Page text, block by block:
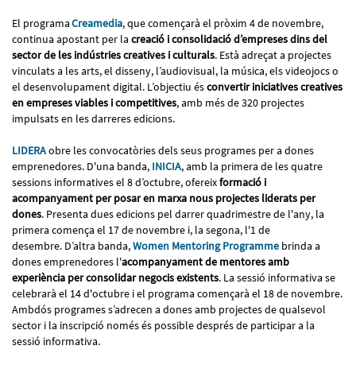
El programaCreamedia, que començarà el pròxim 4 de novembre,
continua apostant per la creació i consolidació d’empreses dins del
sector de les indústries creatives i culturals. Està adreçat a projectes
vinculats a les arts, el disseny, l’audiovisual, la música, els videojocs o
el desenvolupament digital. L’objectiu ésconvertir iniciatives creatives
en empreses viables i competitives, amb més de 320 projectes
impulsats en les darreres edicions.
LIDERAobre les convocatòries dels seus programes per a dones
emprenedores. D'una banda, INICIA, amb la primera de les quatre
sessions informatives el 8 d’octubre, ofereixformació i
acompanyament per posar en marxa nous projectes liderats per
dones. Presenta dues edicions pel darrer quadrimestre de l'any, la
primera comença el 17 de novembre i, la segona, l'1 de
desembre. D’altra banda,Women Mentoring Programme brinda a
dones emprenedores l'acompanyament de mentores amb
experiència per consolidar negocis existents. La sessió informativa se
celebrarà el 14 d'octubre i el programa començarà el 18 de novembre.
Ambdós programes s’adrecen a dones amb projectes de qualsevol
sector i la inscripció només és possible després de participar a la
sessió informativa.